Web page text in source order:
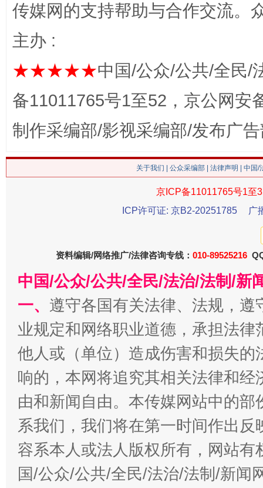
这是一记警钟！
魏明
传媒网的支持帮助与合作交流。
主办 :
★★★★★中国/公众/公共/全民/
备11011765号1至52，京公网安
制作采编部/影视采编部/发布广
关于我们 公众采编部 法律声明 | 中国
京ICP备11011765号1至
ICP许可证: 京B2-20251785
广
资料编辑/网络推广/法律咨询专线： 010-89525216
中国/公众/公共/全民/法治/法制/新
一、 遵守各国有关法律、法规，
业规定和网络职业道德，承担法
他人或（单位）造成伤害和损失
响的，本网将追究其相关法律和
由和新闻自由。本传媒网站中的
系我们，我们将在第一时间作出
容系本人或法人版权所有，网站
国/公众/公共/全民/法治/法制/新闻